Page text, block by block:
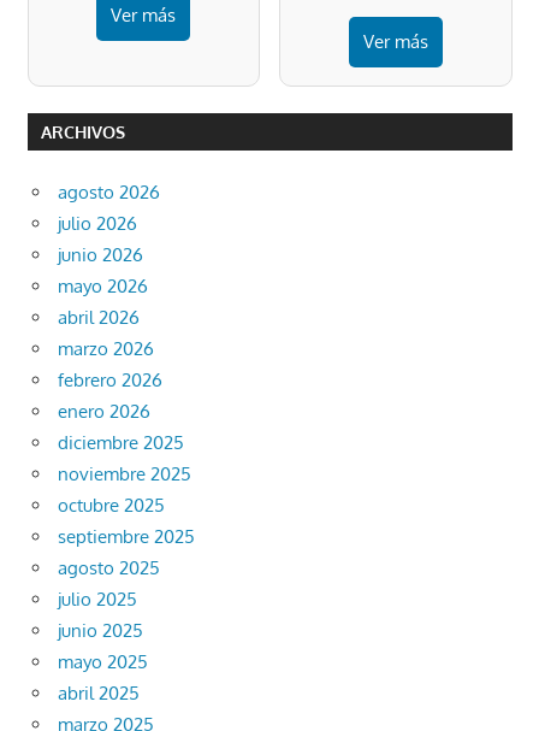
Ver más
Ver más
ARCHIVOS
agosto 2026
julio 2026
junio 2026
mayo 2026
abril 2026
marzo 2026
febrero 2026
enero 2026
diciembre 2025
noviembre 2025
octubre 2025
septiembre 2025
agosto 2025
julio 2025
junio 2025
mayo 2025
abril 2025
marzo 2025